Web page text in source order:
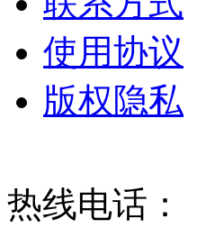
使用协议
版权隐私
热线电话：